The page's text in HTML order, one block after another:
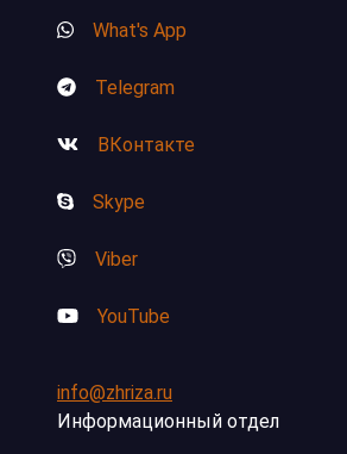
What's App
Telegram
ВКонтакте
Skype
Viber
YouTube
info@zhriza.ru
Информационный отдел